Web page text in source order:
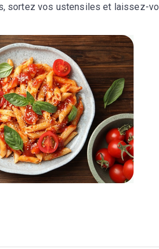
sortez vos ustensiles et laissez-